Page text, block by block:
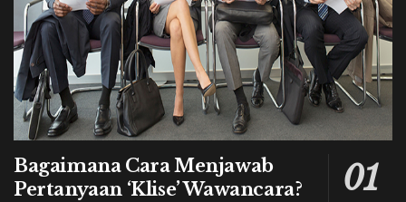
Bagaimana Cara Menjawab
Pertanyaan ‘Klise’ Wawancara?